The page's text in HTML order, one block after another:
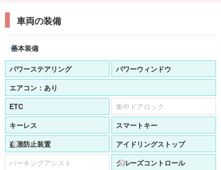
車両の装備
基本装備
パワーステアリング
パワーウィンドウ
エアコン： あり
ETC
集中ドアロック
キーレス
スマートキー
盗難防止装置
アイドリングストップ
パーキングアシスト
クルーズコントロール